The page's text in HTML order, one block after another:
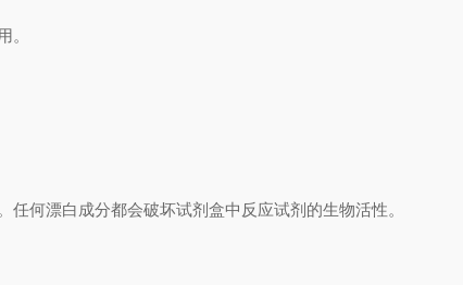
。
何漂白成分都会破坏试剂盒中反应试剂的生物活性。